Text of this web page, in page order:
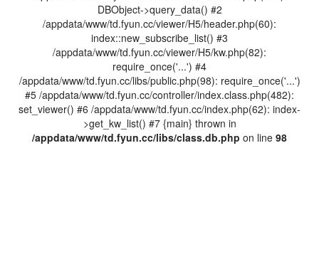
DBObject->query_data() #2
/appdata/www/td.fyun.cc/viewer/H5/header.php(60):
index::new_subscribe_list() #3
/appdata/www/td.fyun.cc/viewer/H5/kw.php(82):
require_once('...') #4
/appdata/www/td.fyun.cc/libs/public.php(98): require_once('...')
#5 /appdata/www/td.fyun.cc/controller/index.class.php(482):
set_viewer() #6 /appdata/www/td.fyun.cc/index.php(62): index-
>get_kw_list() #7 {main} thrown in
/appdata/www/td.fyun.cc/libs/class.db.php on line 98